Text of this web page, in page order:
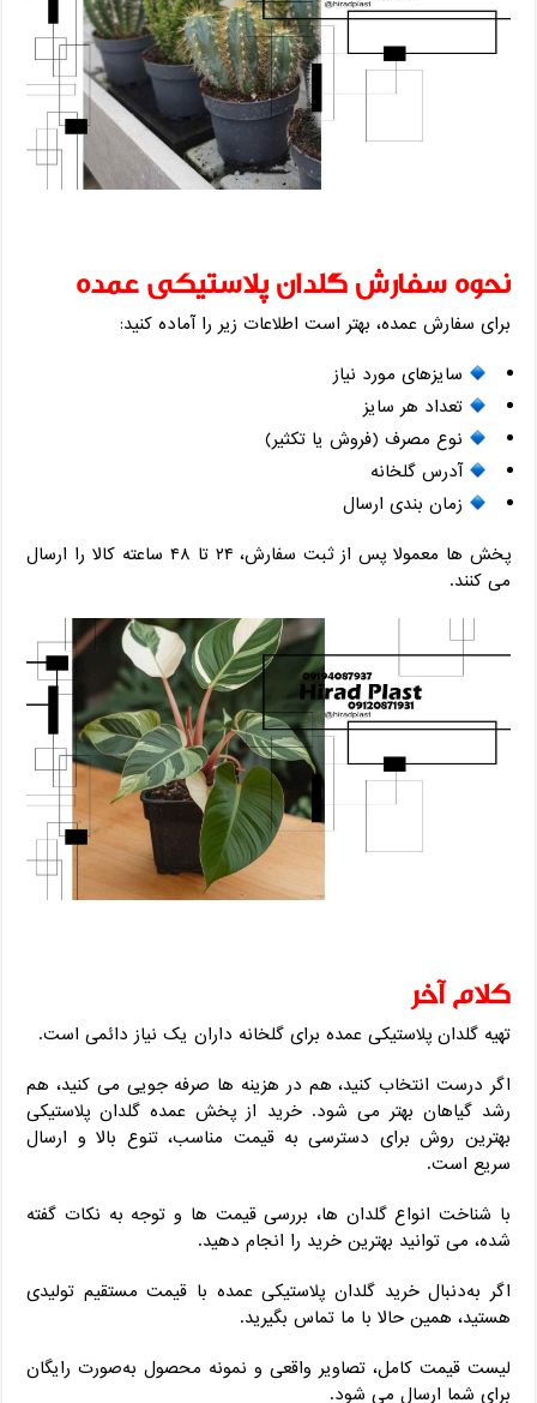
نحوه سفارش گلدان پلاستیکی عمده
برای سفارش عمده، بهتر است اطلاعات زیر را آماده کنید:
سایزهای مورد نیاز
تعداد هر سایز
نوع مصرف (فروش یا تکثیر)
آدرس گلخانه
زمان ‌بندی ارسال
پخش ‌ها معمولا پس از ثبت سفارش، ۲۴ تا ۴۸ ساعته کالا را ارسال
می‌ کنند.
کلام آخر
تهیه گلدان پلاستیکی عمده برای گلخانه‌ داران یک نیاز دائمی است.
اگر درست انتخاب کنید، هم در هزینه‌ ها صرفه‌ جویی می ‌کنید، هم
رشد گیاهان بهتر می ‌شود. خرید از پخش عمده گلدان پلاستیکی
بهترین روش برای دسترسی به قیمت مناسب، تنوع بالا و ارسال
سریع است.
با شناخت انواع گلدان‌ ها، بررسی قیمت‌ ها و توجه به نکات گفته
‌شده، می ‌توانید بهترین خرید را انجام دهید.
اگر به‌دنبال خرید گلدان پلاستیکی عمده با قیمت مستقیم تولیدی
هستید، همین حالا با ما تماس بگیرید.
لیست قیمت کامل، تصاویر واقعی و نمونه محصول به‌صورت رایگان
برای شما ارسال می‌ شود.